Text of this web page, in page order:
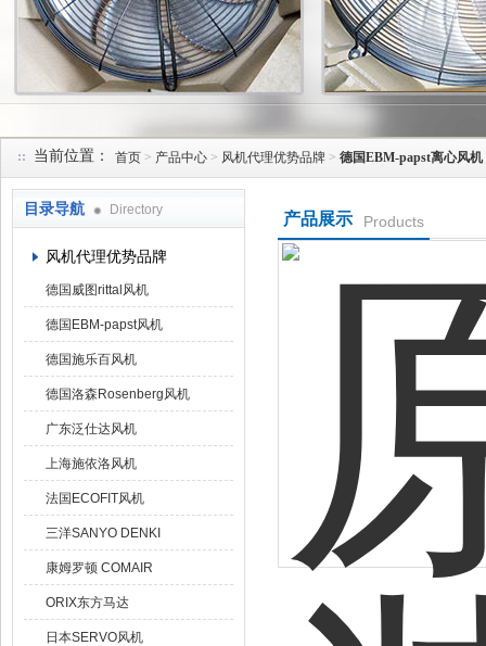
当前位置： 首页 > 产品中心 > 风机代理优势品牌 > 德国EBM-papst离心风机
目录导航 Directory
风机代理优势品牌
德国威图rittal风机
德国EBM-papst风机
德国施乐百风机
德国洛森Rosenberg风机
广东泛仕达风机
上海施依洛风机
法国ECOFIT风机
三洋SANYO DENKI
康姆罗顿 COMAIR
ORIX东方马达
日本SERVO风机
产品展示 Products